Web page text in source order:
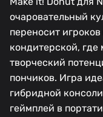
очаровательный
переносит
кондитерской,
творческий
пончиков. Игра
гибридной
геймплей в